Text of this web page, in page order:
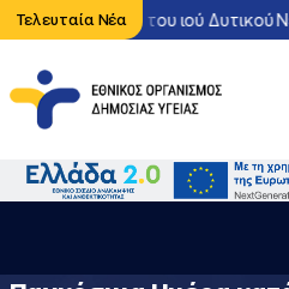
Τελευταία Νέα
κυκλοφορία του ιού Δυτικού